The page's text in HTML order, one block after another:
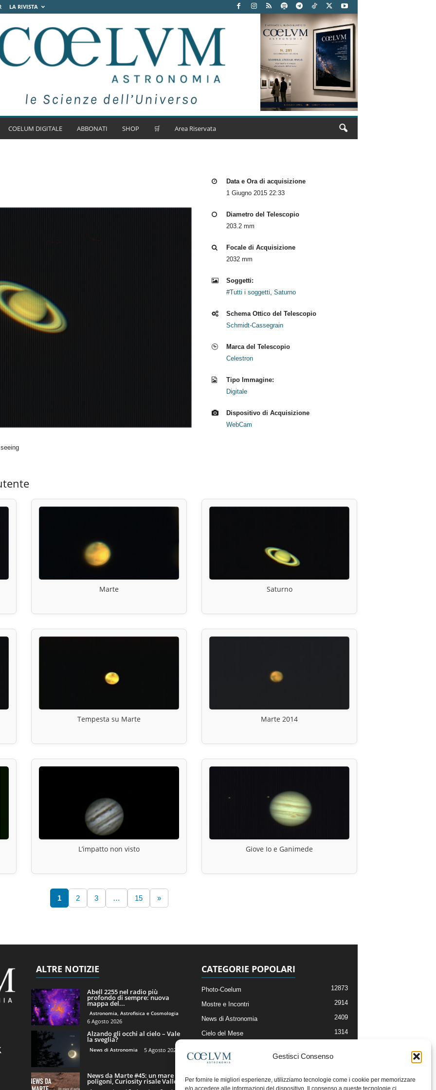
Gestisci Consenso
Per fornire le migliori esperienze, utilizziamo tecnologie come i cookie per memorizzare
e/o accedere alle informazioni del dispositivo. Il consenso a queste tecnologie ci
LA RIVISTA
COELUM DIGITALE ABBONATI SHOP 🛒 Area Riservata
Data e Ora di acquisizione
1 Giugno 2015 22:33
Diametro del Telescopio
203.2 mm
Focale di Acquisizione
2032 mm
Soggetti:
#Tutti i soggetti, Saturno
Schema Ottico del Telescopio
Schmidt-Cassegrain
Marca del Telescopio
Celestron
Tipo Immagine:
Digitale
Dispositivo di Acquisizione
WebCam
Marte Saturno
Tempesta su Marte Marte 2014
L’impatto non visto Giove Io e Ganimede
1 2 3 … 15 »
ALTRE NOTIZIE
Abell 2255 nel radio più
profondo di sempre: nuova
mappa del...
Astronomia, Astrofisica e Cosmologia
6 Agosto 2026
Alzando gli occhi al cielo – Vale
la sveglia?
News di Astronomia 5 Agosto 2026
News da Marte #45: un mare di
poligoni, Curiosity risale Valle...
CATEGORIE POPOLARI
Photo-Coelum 12873
Mostre e Incontri 2914
News di Astronomia 2409
Cielo del Mese 1314
Articoli e Risorse On-Line
Il Blog della Redazione